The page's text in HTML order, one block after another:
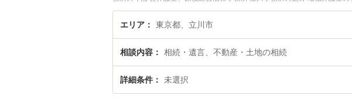
産・土地の相続のトラブルを今すぐに弁護士に相談したい』『不動産・土
を法律相談できる立川市内の弁護士に相談予約したい』などでお困りの相
エリア 東京都、立川市
相談内容 相続・遺言、不動産・土地の相続
詳細条件 未選択